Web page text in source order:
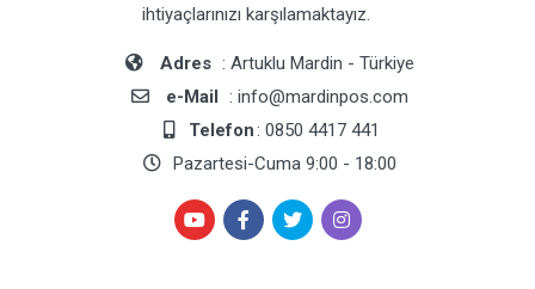
ihtiyaçlarınızı karşılamaktayız.
Adres : Artuklu Mardin - Türkiye
e-Mail : info@mardinpos.com
Telefon: 0850 4417 441
Pazartesi-Cuma 9:00 - 18:00